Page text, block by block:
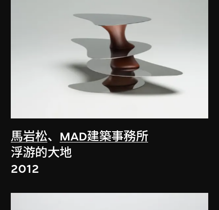
馬岩松、 MAD建築事務所
浮游的大地
2012